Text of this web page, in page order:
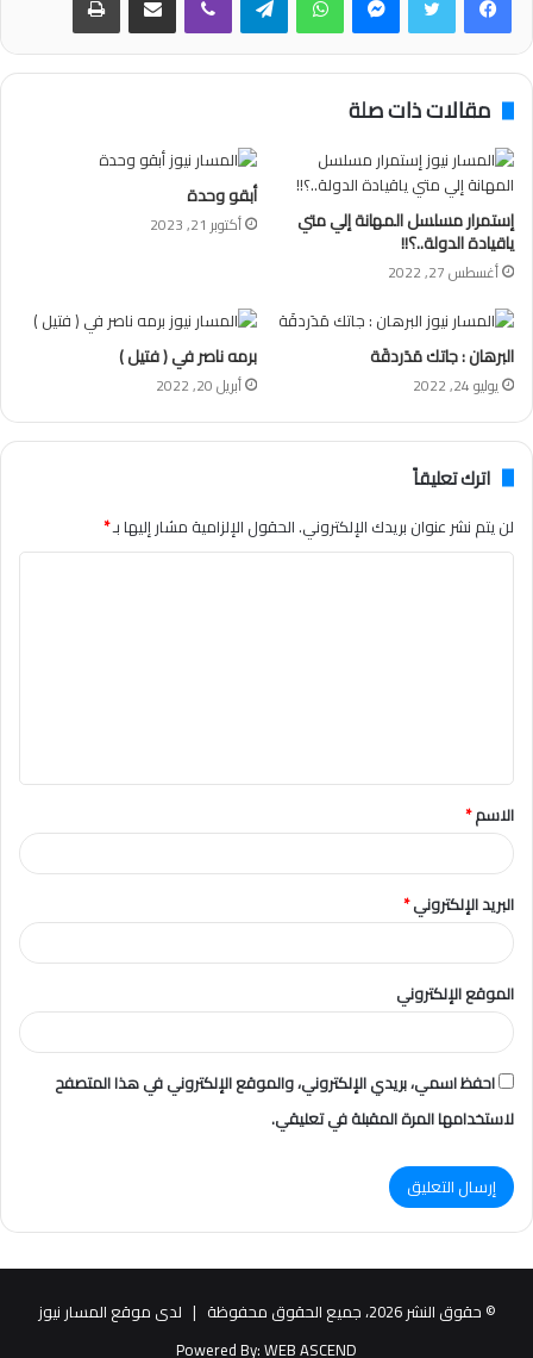
مقالات ذات صلة
إستمرار مسلسل المهانة إلي متي
ياقيادة الدولة..؟!!
أغسطس 27, 2022
أبقو وحدة
أكتوبر 21, 2023
البرهان : جاتك مَدَردقَة
يوليو 24, 2022
برمه ناصر في ( فتيل )
أبريل 20, 2022
اترك تعليقاً
لن يتم نشر عنوان بريدك الإلكتروني.الحقول الإلزامية مشار إليها بـ*
ق
*
الاسم*
البريد الإلكتروني*
الموقع الإلكتروني
احفظ اسمي، بريدي الإلكتروني، والموقع الإلكتروني في هذا المتصفح
لاستخدامها المرة المقبلة في تعليقي.
© حقوق النشر 2026، جميع الحقوق محفوظة |
لدى موقع المسار نيوز
Powered By:WEB ASCEND